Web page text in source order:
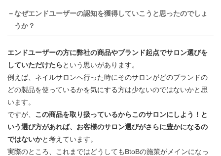
－なぜエンドユーザーの認知を獲得していこうと思ったのでしょ
うか？
エンドユーザーの方に弊社の商品やブランド起点でサロン選びを
していただけたらという思いがあります。
例えば、ネイルサロンへ行った時にそのサロンがどのブランドの
どの製品を使っているかを気にする方は少ないのではないかと思
います。
ですが、 この商品を取り扱っているからこのサロンにしよう！と
いう選び方があれば、お客様のサロン選びがさらに豊かになるの
ではないかと考えています。
実際のところ、これまではどうしてもBtoBの施策がメインになっ